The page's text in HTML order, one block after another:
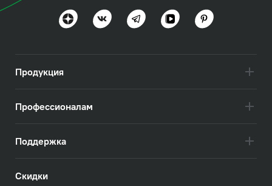
Польза и функциональность
Продукция
Профессионалам
Поддержка
Скидки